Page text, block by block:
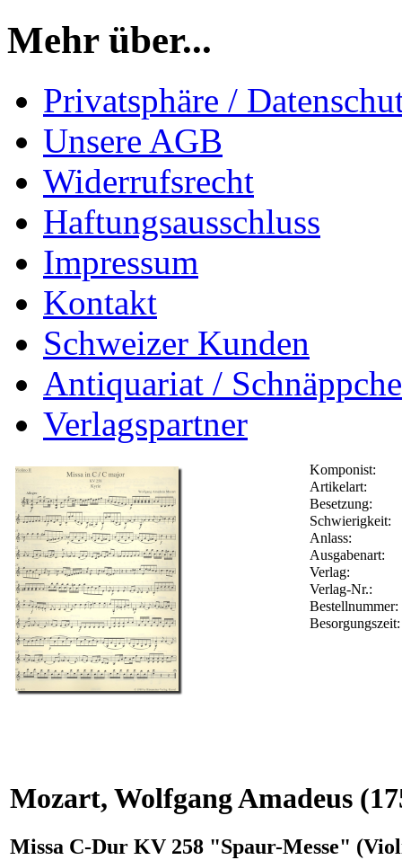
Mehr über...
Privatsphäre /
Unsere AGB
Widerrufsrecht
Haftungsausschluss
Impressum
Kontakt
Schweizer Kunden
Antiquariat /
Verlagspartner
Komponist:
Artikelart:
Besetzung:
Schwierigkeit:
Anlass:
Ausgabenart:
Verlag:
Verlag-Nr.:
Mozart, Wolfgang Amadeus
Missa C-Dur KV 258 "Spaur-Messe"